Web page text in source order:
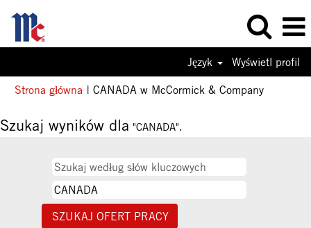
Język
Wyświetl profil
Strona główna | CANADA w McCormick & Company(bieżąca
Szukaj wyników dla "CANADA".